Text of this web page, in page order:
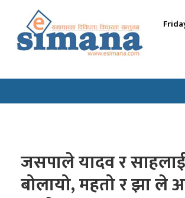
जसपाले यादव र साहलाई
बोलायो, महतो र झा ले